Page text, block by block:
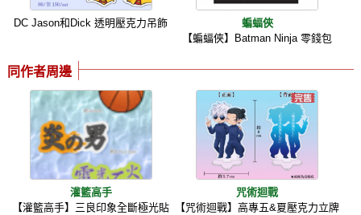
DC Jason和Dick 透明壓克力吊飾
蝙蝠俠
【蝙蝠俠】Batman Ninja 零錢包
同作者周邊
灌籃高手
【灌籃高手】三良印象全斷極光貼
咒術迴戰
【咒術迴戰】高專五&夏壓克力立牌